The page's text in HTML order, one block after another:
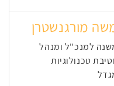
מורגנשטרן
למנכ"ל ומנהל
טכנולוגיות